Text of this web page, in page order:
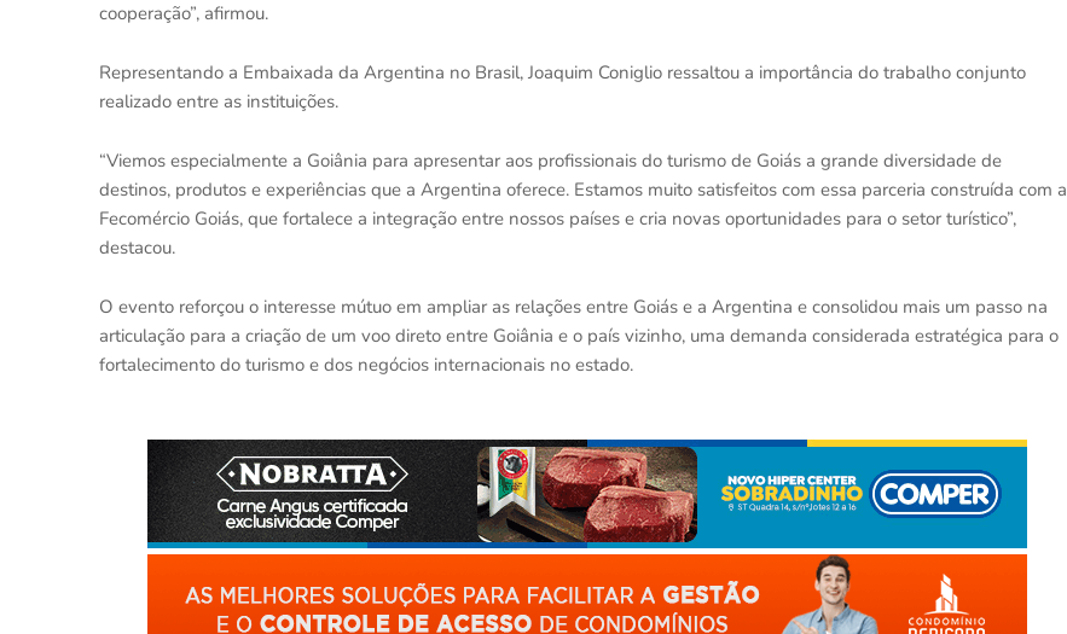
cooperação”, afirmou.
Representando a Embaixada da Argentina no Brasil, Joaquim Coniglio ressaltou a importância do trabalho conjunto
realizado entre as instituições.
“Viemos especialmente a Goiânia para apresentar aos profissionais do turismo de Goiás a grande diversidade de
destinos, produtos e experiências que a Argentina oferece. Estamos muito satisfeitos com essa parceria construída com a
Fecomércio Goiás, que fortalece a integração entre nossos países e cria novas oportunidades para o setor turístico”,
destacou.
O evento reforçou o interesse mútuo em ampliar as relações entre Goiás e a Argentina e consolidou mais um passo na
articulação para a criação de um voo direto entre Goiânia e o país vizinho, uma demanda considerada estratégica para o
fortalecimento do turismo e dos negócios internacionais no estado.